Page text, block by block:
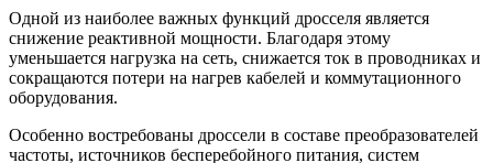
Одной из наиболее важных функций дросселя является
снижение реактивной мощности. Благодаря этому
уменьшается нагрузка на сеть, снижается ток в проводниках и
сокращаются потери на нагрев кабелей и коммутационного
оборудования.
Особенно востребованы дроссели в составе преобразователей
частоты, источников бесперебойного питания, систем